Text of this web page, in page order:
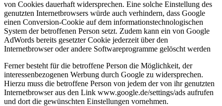
von Cookies dauerhaft widersprechen. Eine solche Einstellung des
genutzten Internetbrowsers würde auch verhindern, dass Google
einen Conversion-Cookie auf dem informationstechnologischen
System der betroffenen Person setzt. Zudem kann ein von Google
AdWords bereits gesetzter Cookie jederzeit über den
Internetbrowser oder andere Softwareprogramme gelöscht werden
Ferner besteht für die betroffene Person die Möglichkeit, der
interessenbezogenen Werbung durch Google zu widersprechen.
Hierzu muss die betroffene Person von jedem der von ihr genutzten
Internetbrowser aus den Link www.google.de/settings/ads aufrufen
und dort die gewünschten Einstellungen vornehmen.